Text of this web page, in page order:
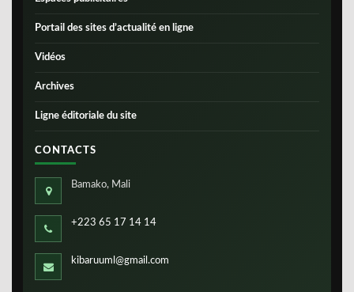
Portail des sites d’actualité en ligne
Vidéos
Archives
Ligne éditoriale du site
CONTACTS
Bamako, Mali
+223 65 17 14 14
kibaruuml@gmail.com